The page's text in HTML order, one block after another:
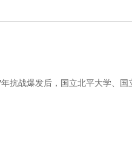
战爆发后，国立北平大学、